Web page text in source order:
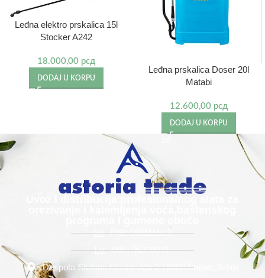
Leđna elektro prskalica 15l
Stocker A242
18.000,00 рсд
DODAJ U KORPU
Leđna prskalica Doser 20l
Matabi
12.600,00 рсд
DODAJ U KORPU
PIB: 100111613
MB : 06339271
Despota Stefana Lazarevića 2 15000 Šabac, Srbija